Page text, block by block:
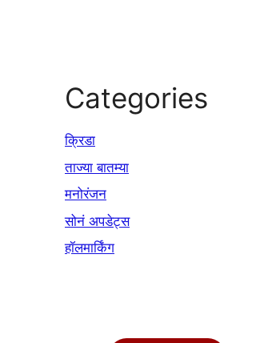
Categories
क्रिडा
ताज्या बातम्या
मनोरंजन
सोनं अपडेट्स
हॉलमार्किंग